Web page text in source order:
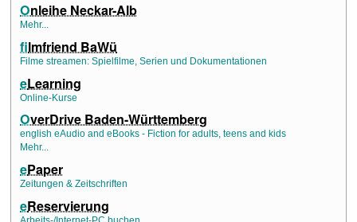
Onleihe Neckar-Alb
Mehr...
filmfriend BaWü
Filme streamen: Spielfilme, Serien und Dokumentationen
eLearning
Online-Kurse
OverDrive Baden-Württemberg
english eAudio and eBooks - Fiction for adults, teens and kids
Mehr...
ePaper
Zeitungen & Zeitschriften
eReservierung